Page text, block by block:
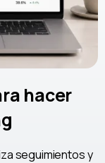
hacer
seguimientos y